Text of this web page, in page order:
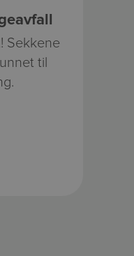
Sekkene
til